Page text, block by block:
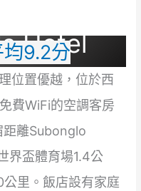
Hotel
9.2分
位置優越，位於西
費WiFi的空調客房
距離Subonglo
界盃體育場1.4公
里。飯店設有家庭